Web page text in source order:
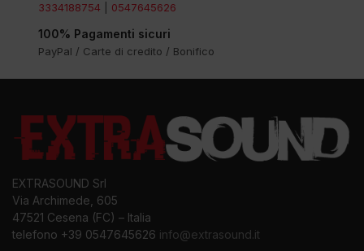
3334188754 0547645626
100% Pagamenti sicuri
PayPal / Carte di credito / Bonifico
EXTRASOUND Srl
Via Archimede, 605
47521 Cesena (FC) – Italia
telefono +39 0547645626 info@extrasound.it